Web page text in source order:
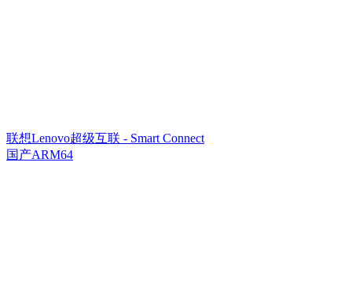
联想Lenovo超级互联 - Smart Connect
国产ARM64